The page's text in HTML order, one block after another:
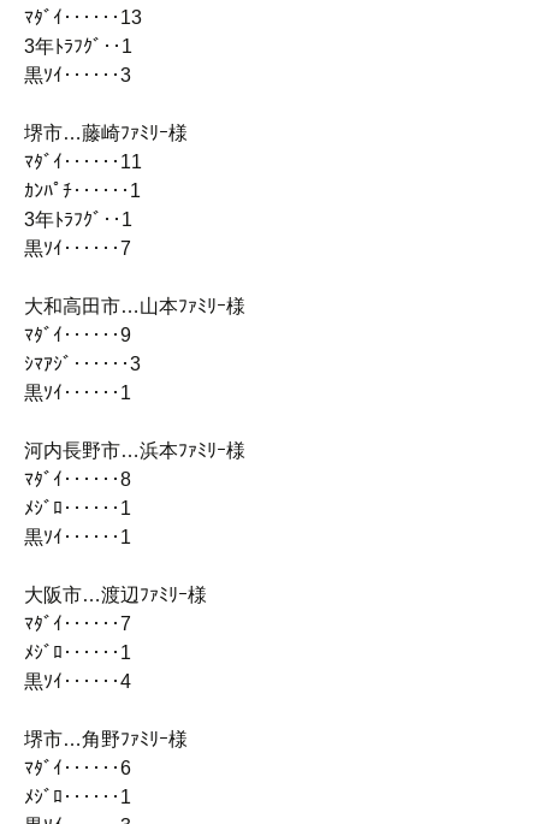
ﾏﾀﾞｲ‥‥‥13
3年ﾄﾗﾌｸﾞ‥1
黒ｿｲ‥‥‥3
堺市…藤崎ﾌｧﾐﾘｰ様
ﾏﾀﾞｲ‥‥‥11
ｶﾝﾊﾟﾁ‥‥‥1
3年ﾄﾗﾌｸﾞ‥1
黒ｿｲ‥‥‥7
大和高田市…山本ﾌｧﾐﾘｰ様
ﾏﾀﾞｲ‥‥‥9
ｼﾏｱｼﾞ‥‥‥3
黒ｿｲ‥‥‥1
河内長野市…浜本ﾌｧﾐﾘｰ様
ﾏﾀﾞｲ‥‥‥8
ﾒｼﾞﾛ‥‥‥1
黒ｿｲ‥‥‥1
大阪市…渡辺ﾌｧﾐﾘｰ様
ﾏﾀﾞｲ‥‥‥7
ﾒｼﾞﾛ‥‥‥1
黒ｿｲ‥‥‥4
堺市…角野ﾌｧﾐﾘｰ様
ﾏﾀﾞｲ‥‥‥6
ﾒｼﾞﾛ‥‥‥1